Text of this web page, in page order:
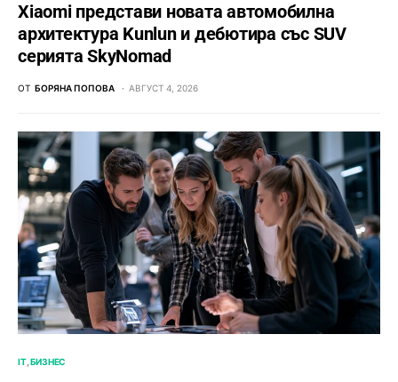
Xiaomi представи новата автомобилна
архитектура Kunlun и дебютира със SUV
серията SkyNomad
ОТ БОРЯНА ПОПОВА АВГУСТ 4, 2026
IT БИЗНЕС